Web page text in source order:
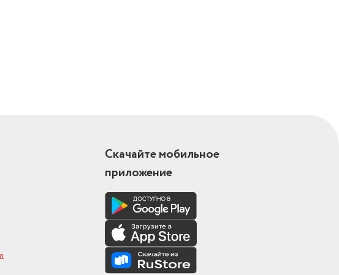
Скачайте мобильное
приложение